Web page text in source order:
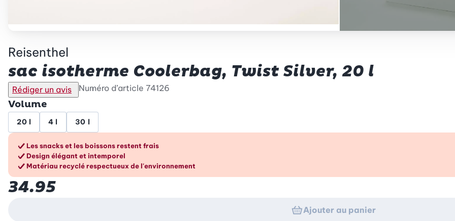
Reisenthel
sac isotherme Coolerbag, Twist Silver, 20 l
Rédiger un avis Numéro d’article 74126
Volume
20 l 4 l 30 l
Les avantages en un coup d’œil
Les snacks et les boissons restent frais
Design élégant et intemporel
Matériau recyclé respectueux de l'environnement
34.95
Ajouter au panier